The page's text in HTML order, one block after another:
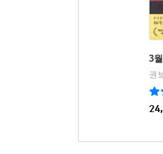
정병준 교수는
진지하고 관대한
3
권